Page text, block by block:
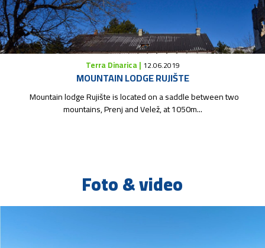
Terra Dinarica | 12.06.2019
MOUNTAIN LODGE RUJIŠTE
mountains, Prenj and Velež, at 1050m...
Foto & video